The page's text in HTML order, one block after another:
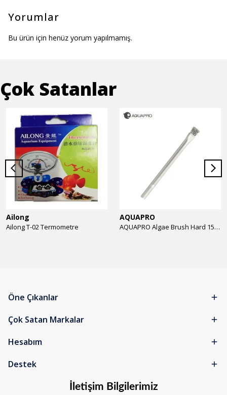
Yorumlar
Bu ürün için henüz yorum yapılmamış.
Çok Satanlar
Ailong
Ailong T-02 Termometre
AQUAPRO
AQUAPRO Algae Brush Hard 15cm Yosun Temizlik Fırçası
Öne Çıkanlar
Çok Satan Markalar
Hesabım
Destek
İletişim Bilgilerimiz